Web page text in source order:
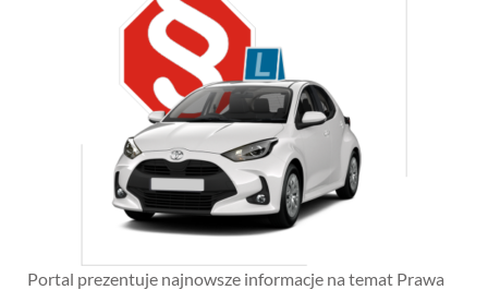
Portal prezentuje najnowsze informacje na temat Prawa